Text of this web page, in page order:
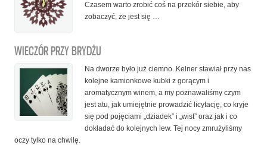
Czasem warto zrobić coś na przekór siebie, aby
zobaczyć, że jest się …
WIECZÓR PRZY BRYDŻU
Na dworze było już ciemno. Kelner stawiał przy nas
kolejne kamionkowe kubki z gorącym i
aromatycznym winem, a my poznawaliśmy czym
jest atu, jak umiejętnie prowadzić licytację, co kryje
się pod pojęciami „dziadek” i „wist” oraz jak i co
dokładać do kolejnych lew. Tej nocy zmrużyliśmy
oczy tylko na chwilę.